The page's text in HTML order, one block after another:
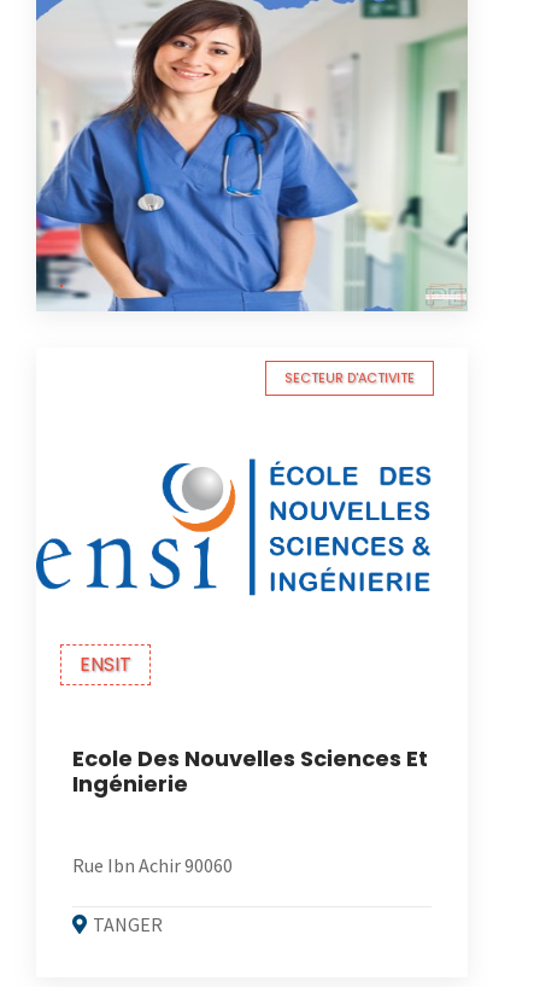
ENSIT
SECTEUR D'ACTIVITE
Ecole Des Nouvelles Sciences Et
Ingénierie
Rue Ibn Achir 90060
TANGER